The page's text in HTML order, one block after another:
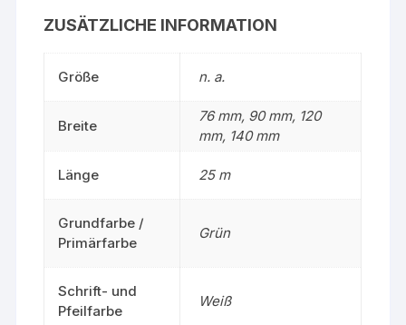
ZUSÄTZLICHE INFORMATION
Größe n. a.
Breite
76 mm, 90 mm, 120
mm, 140 mm
Länge 25 m
Grundfarbe /
Primärfarbe
Grün
Schrift- und
Pfeilfarbe
Weiß